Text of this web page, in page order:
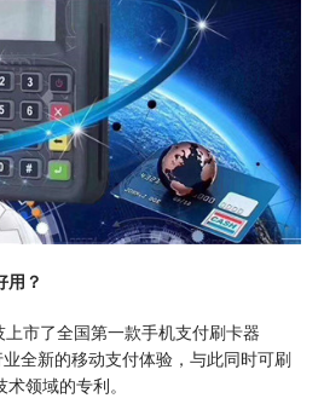
用？
市了全国第一款手机支付刷卡器
全新的移动支付体验，与此同时可刷
领域的专利。